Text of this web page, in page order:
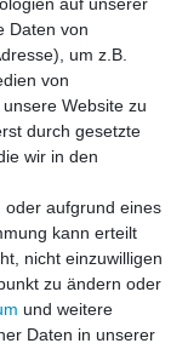
AGB
Daten von
um z.B.
von
Website zu
durch gesetzte
wir in den
oder aufgrund eines
kann erteilt
nicht einzuwilligen
zu ändern oder
und weitere
Daten in unserer